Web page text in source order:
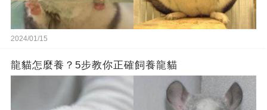
2024/01/15
龍貓怎麼養？5步教你正確飼養龍貓